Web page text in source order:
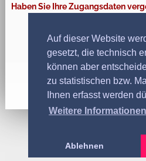
Auf dieser Website
gesetzt, die technisch
können aber
zu statistischen bzw.
Ihnen erfasst werden
Weitere
Ablehnen
Haben Sie Ihre Zugangsdaten